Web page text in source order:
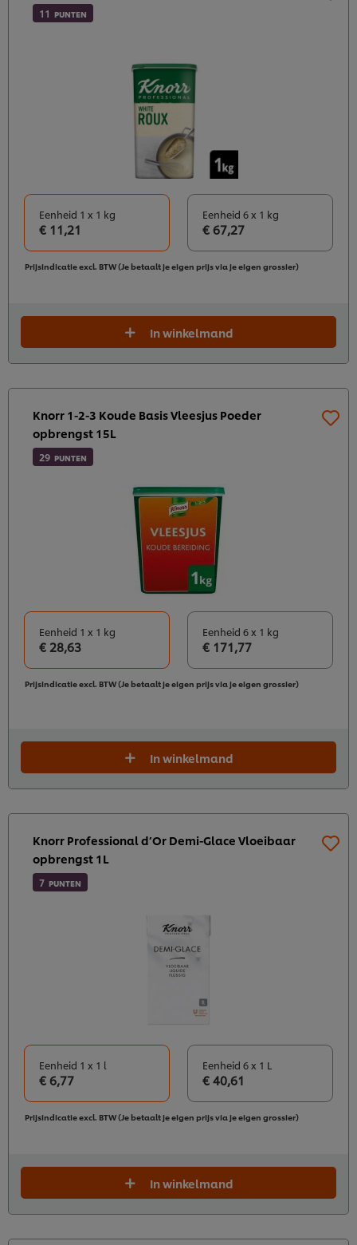
11 PUNTEN
Eenheid 1 x 1 kg
€ 11,21
Eenheid 6 x 1 kg
€ 67,27
Prijsindicatie excl. BTW (Je betaalt je eigen prijs via je eigen grossier)
In winkelmand
Knorr 1-2-3 Koude Basis Vleesjus Poeder
opbrengst 15L
29 PUNTEN
Eenheid 1 x 1 kg
€ 28,63
Eenheid 6 x 1 kg
€ 171,77
Prijsindicatie excl. BTW (Je betaalt je eigen prijs via je eigen grossier)
In winkelmand
Knorr Professional d’Or Demi-Glace Vloeibaar
opbrengst 1L
7 PUNTEN
Eenheid 1 x 1 l
€ 6,77
Eenheid 6 x 1 L
€ 40,61
Prijsindicatie excl. BTW (Je betaalt je eigen prijs via je eigen grossier)
In winkelmand